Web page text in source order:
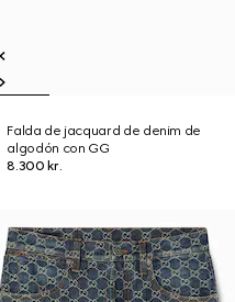
Falda de jacquard de denim de
algodón con GG
8.300 kr.